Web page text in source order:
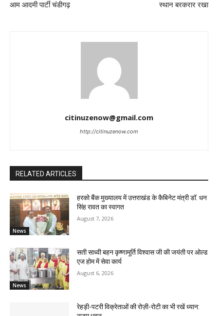
आम आदमी पार्टी चंडीगढ़
स्थान बरकरार रखा
citinuzenow@gmail.com
http://citinuzenow.com
RELATED ARTICLES
News
हरको बैंक मुख्यालय में उत्तराखंड के कैबिनेट मंत्री डॉ. धन
सिंह रावत का स्वागत
August 7, 2026
News
सती साध्वी बहन कृष्णामूर्ति विश्वास जी की जयंती पर ओल्ड
एज होम में सेवा कार्य
August 6, 2026
रेहड़ी-पटरी विक्रेताओं की रोज़ी-रोटी का भी रखें ध्यान: